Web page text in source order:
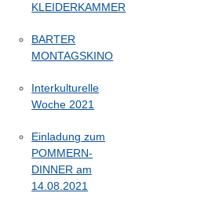
KLEIDERKAMMER
BARTER
MONTAGSKINO
Interkulturelle
Woche 2021
Einladung zum
POMMERN-
DINNER am
14.08.2021